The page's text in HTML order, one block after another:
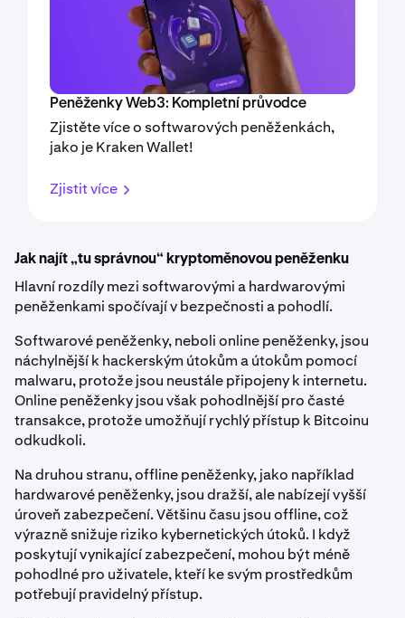
Peněženky Web3: Kompletní průvodce
Zjistěte více o softwarových peněženkách,
jako je Kraken Wallet!
Zjistit více
Jak najít „tu správnou“ kryptoměnovou peněženku
Hlavní rozdíly mezi softwarovými a hardwarovými
peněženkami spočívají v bezpečnosti a pohodlí.
Softwarové peněženky, neboli online peněženky, jsou
náchylnější k hackerským útokům a útokům pomocí
malwaru, protože jsou neustále připojeny k internetu.
Online peněženky jsou však pohodlnější pro časté
transakce, protože umožňují rychlý přístup k Bitcoinu
odkudkoli.
Na druhou stranu, offline peněženky, jako například
hardwarové peněženky, jsou dražší, ale nabízejí vyšší
úroveň zabezpečení. Většinu času jsou offline, což
výrazně snižuje riziko kybernetických útoků. I když
poskytují vynikající zabezpečení, mohou být méně
pohodlné pro uživatele, kteří ke svým prostředkům
potřebují pravidelný přístup.